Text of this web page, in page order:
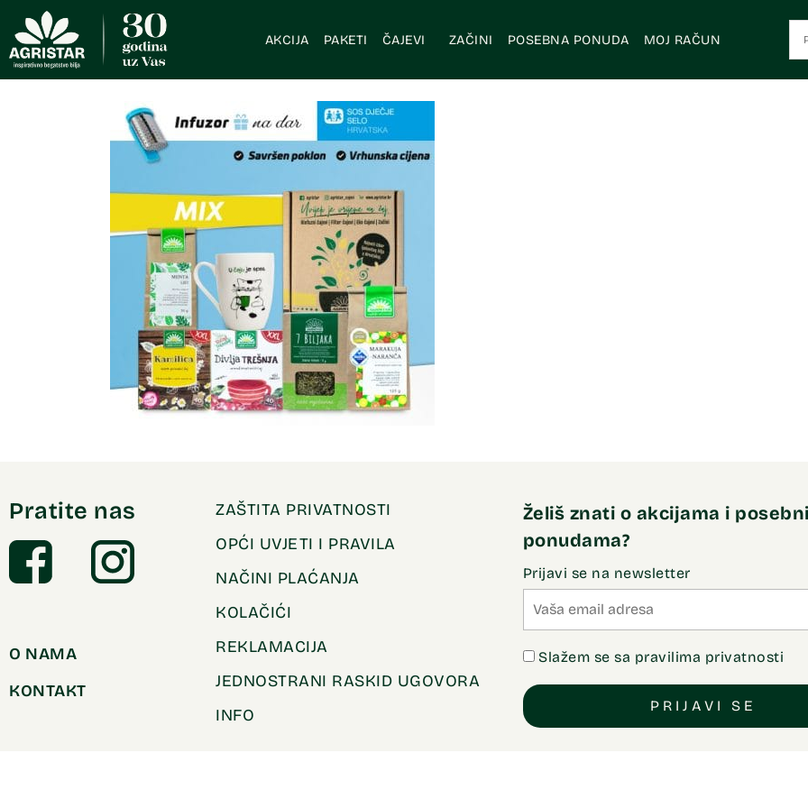
AKCIJA PAKETI ČAJEVI ZAČINI POSEBNA PONUDA MOJ RAČUN
Pratite nas
O NAMA
KONTAKT
ZAŠTITA PRIVATNOSTI
OPĆI UVJETI I PRAVILA
NAČINI PLAĆANJA
KOLAČIĆI
REKLAMACIJA
JEDNOSTRANI RASKID UGOVORA
INFO
Želiš znati o akcijama i
ponudama?
Prijavi se na newsletter
Slažem se sa pravilima privatnosti